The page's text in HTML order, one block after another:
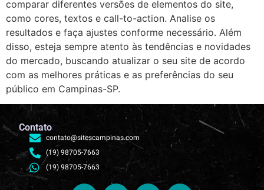
comparar diferentes versões de elementos do site,
como cores, textos e call-to-action. Analise os
resultados e faça ajustes conforme necessário. Além
disso, esteja sempre atento às tendências e novidades
do mercado, buscando atualizar o seu site de acordo
com as melhores práticas e as preferências do seu
público em Campinas-SP.
Contato
contato@sitescampinas.com
(19) 98705-7663
(19) 98705-7663